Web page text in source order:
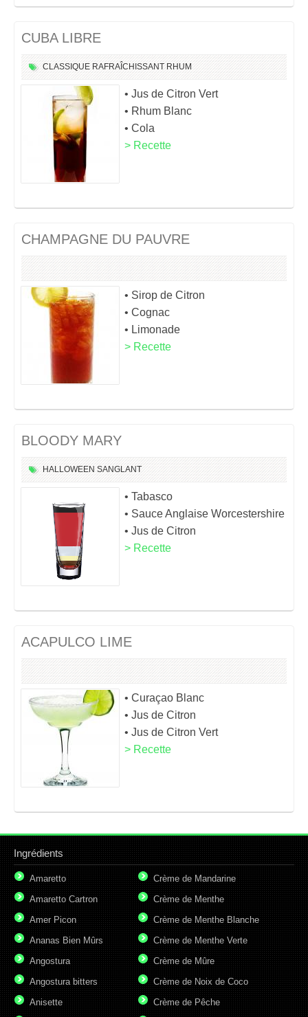
CUBA LIBRE
CLASSIQUE RAFRAÎCHISSANT RHUM
• Jus de Citron Vert
• Rhum Blanc
• Cola
> Recette
CHAMPAGNE DU PAUVRE
• Sirop de Citron
• Cognac
• Limonade
> Recette
BLOODY MARY
HALLOWEEN SANGLANT
• Tabasco
• Sauce Anglaise Worcestershire
• Jus de Citron
> Recette
ACAPULCO LIME
• Curaçao Blanc
• Jus de Citron
• Jus de Citron Vert
> Recette
Ingrédients
Amaretto
Amaretto Cartron
Amer Picon
Ananas Bien Mûrs
Angostura
Angostura bitters
Anisette
Crème de Mandarine
Crème de Menthe
Crème de Menthe Blanche
Crème de Menthe Verte
Crème de Mûre
Crème de Noix de Coco
Crème de Pêche